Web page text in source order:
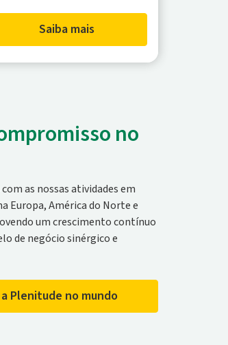
Saiba mais
no
as nossas atividades em
Europa, América do Norte e
um crescimento contínuo
de negócio sinérgico e
Plenitude no mundo